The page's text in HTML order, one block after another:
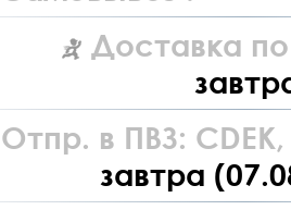
Доставка
Отпр. в ПВЗ: CDEK,
завтра